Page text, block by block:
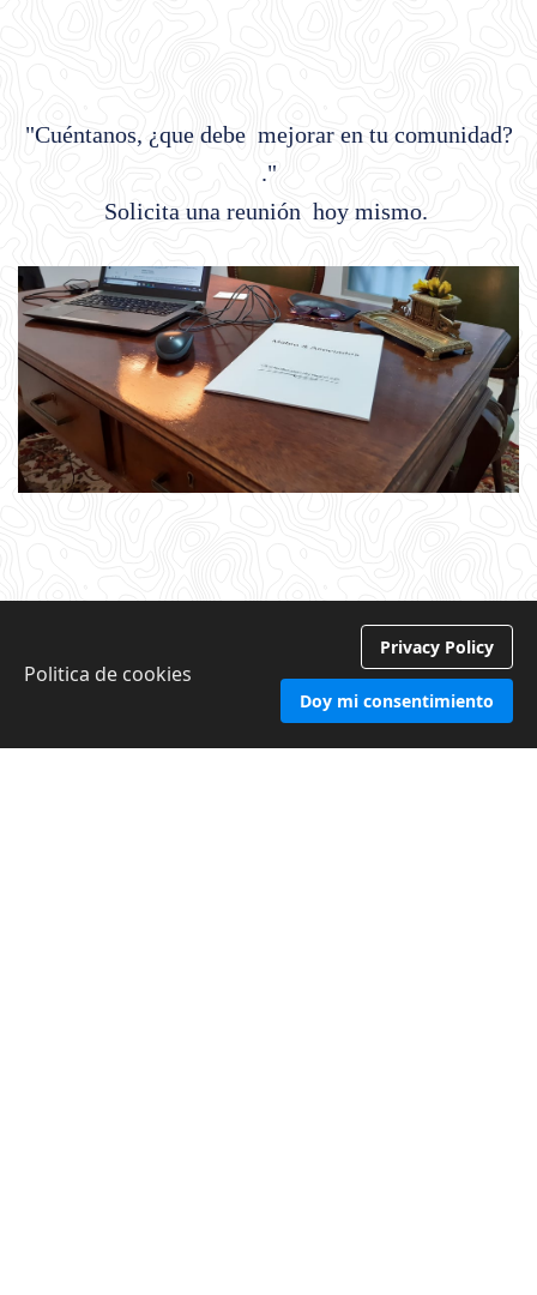
"Cuéntanos, ¿que debe mejorar en tu comunidad?
."
Solicita una reunión hoy mismo.
Politica de cookies
Privacy Policy
Doy mi consentimiento